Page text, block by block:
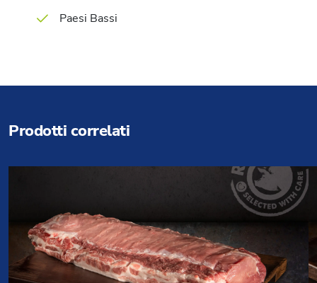
Paesi Bassi
Prodotti correlati